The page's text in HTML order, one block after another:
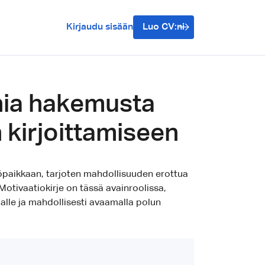
Kirjaudu sisään Luo CV:ni
hakemusta
kirjoittamiseen
tarjoten mahdollisuuden erottua
on tässä avainroolissa,
ja mahdollisesti avaamalla polun